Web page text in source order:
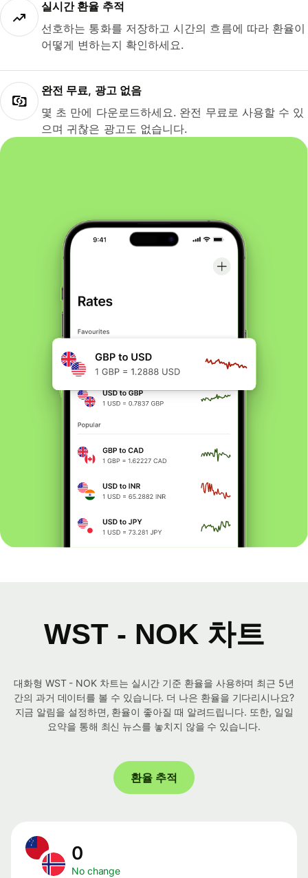
실시간 환율 추적
선호하는 통화를 저장하고 시간의 흐름에 따라 환율이
어떻게 변하는지 확인하세요.
완전 무료, 광고 없음
몇 초 만에 다운로드하세요. 완전 무료로 사용할 수 있
으며 귀찮은 광고도 없습니다.
WST - NOK 차트
대화형 WST - NOK 차트는 실시간 기준 환율을 사용하며 최근 5년
간의 과거 데이터를 볼 수 있습니다. 더 나은 환율을 기다리시나요?
지금 알림을 설정하면, 환율이 좋아질 때 알려드립니다. 또한, 일일
요약을 통해 최신 뉴스를 놓치지 않을 수 있습니다.
환율 추적
0
No change